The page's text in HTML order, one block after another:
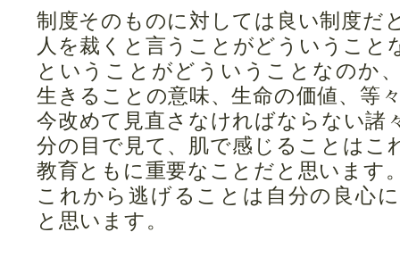
制度そのものに対しては良い制度だ
人を裁くと言うことがどういうこと
ということがどういうことなのか
生きることの意味、生命の価値、等
今改めて見直さなければならない諸
分の目で見て、肌で感じることはこ
教育ともに重要なことだと思います
これから逃げることは自分の良心
と思います。